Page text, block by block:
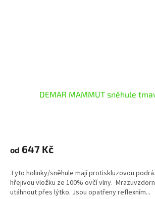
DEMAR MAMMUT sněhule
od 647 Kč
Tyto holinky/sněhule mají protiskluzovou
hřejivou vložku ze 100% ovčí vlny.
utáhnout přes lýtko. Jsou opatřeny reflexním...